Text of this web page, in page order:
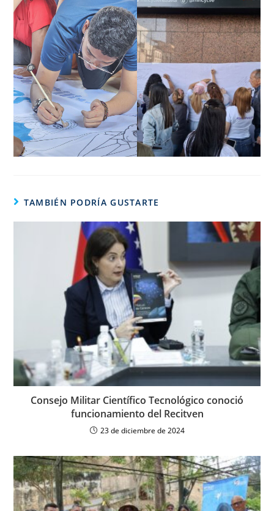
TAMBIÉN PODRÍA GUSTARTE
Consejo Militar Científico Tecnológico conoció
funcionamiento del Recitven
23 de diciembre de 2024